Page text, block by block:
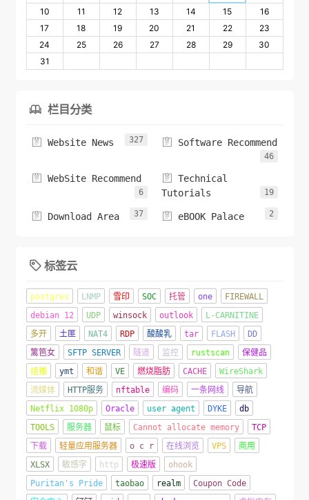
10
11 12 13 14 15
16
17
18 19 20 21 22
23
24
25 26 27 28 29
30
31
 栏目分类
 Website News 327  Software Recommend
46
 WebSite Recommend
6
 Technical
Tutorials
19
 Download Area 37  eBOOK Palace 2
 标签云
postgres LNMP 雪印 SOC 托管 one
FIREWALL
debian 12
UDP winsock outlook
L-CARNITINE
多开
土匪 NAT4 RDP 酸酸乳 tar FLASH
DD
篱笆女
SFTP SERVER 隧道 监控 rustscan
保健品
组播
ymt 和谐 VE 燃烧脂肪 CACHE
WireShark
流媒体
HTTP服务 nftable 编码 一条网线
导航
Netflix 1080p
Oracle user agent DYKE
db
TOOLS
服务器 鼠标 Cannot allocate memory
TCP
下载
轻量应用服务器 o c r 在线浏览 VPS
商用
XLSX
敏感字 http 极速版
ohook
Puritan's Pride
taobao realm
Coupon Code